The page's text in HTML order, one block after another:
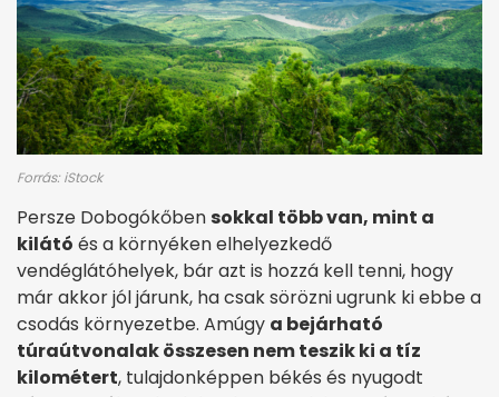
Forrás: iStock
Persze Dobogókőben sokkal több van, mint a
kilátó és a környéken elhelyezkedő
vendéglátóhelyek, bár azt is hozzá kell tenni, hogy
már akkor jól járunk, ha csak sörözni ugrunk ki ebbe a
csodás környezetbe. Amúgy a bejárható
túraútvonalak összesen nem teszik ki a tíz
kilométert, tulajdonképpen békés és nyugodt